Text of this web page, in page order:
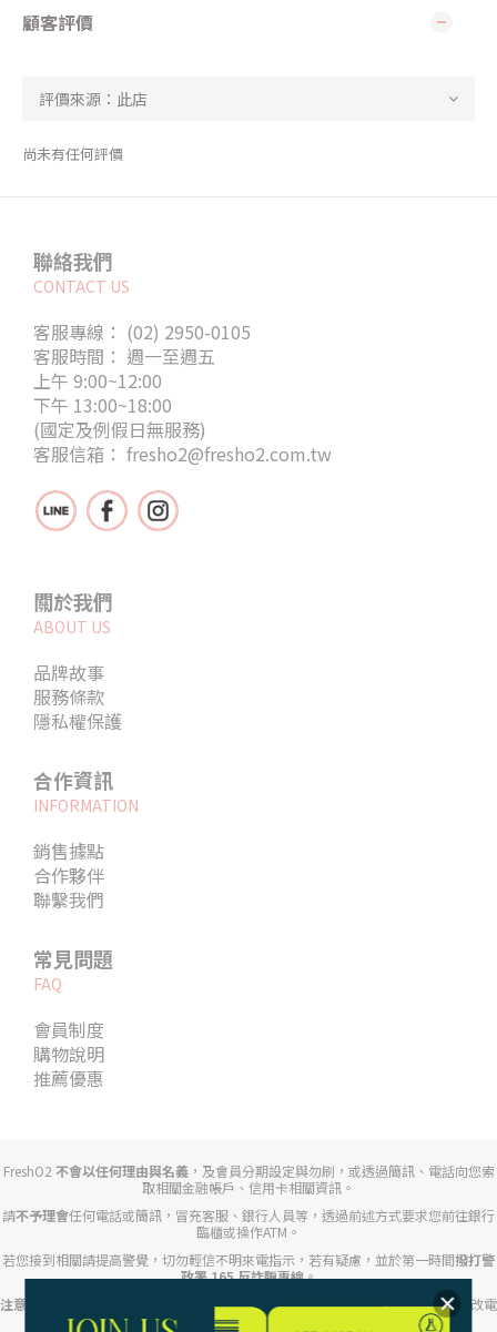
顧客評價
尚未有任何評價
聯絡我們
CONTACT US
客服專線： (02) 2950-0105
客服時間： 週一至週五
上午 9:00~12:00
下午 13:00~18:00
(國定及例假日無服務)
客服信箱： fresho2@fresho2.com.tw
關於我們
ABOUT US
品牌故事
服務條款
隱私權保護
合作資訊
INFORMATION
銷售據點
合作夥伴
聯繫我們
常見問題
FAQ
會員制度
購物說明
推薦優惠
FreshO2 不會以任何理由與名義，及會員分期設定與勿刷，或透過簡訊、電話向您索
取相關金融帳戶、信用卡相關資訊。
請不予理會任何電話或簡訊，冒充客服、銀行人員等，透過前述方式要求您前往銀行
臨櫃或操作ATM。
若您接到相關請提高警覺，切勿輕信不明來電指示，若有疑慮，並於第一時間撥打警
政署 165 反詐騙專線。
注意任何來電顯示開頭為「+」、「+2」、」「+886」等不明來電，提防對方竄改電
話號碼或假裝成特定公司、銀行、司法機關的手法。